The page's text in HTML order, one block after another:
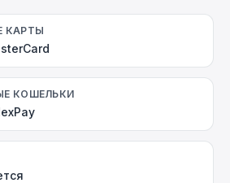
КАРТЫ
КОШЕЛЬКИ